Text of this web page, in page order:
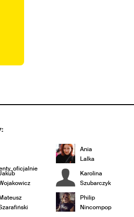
Ania
Lalka
Karolina
Szubarczyk
Philip
Nincompop